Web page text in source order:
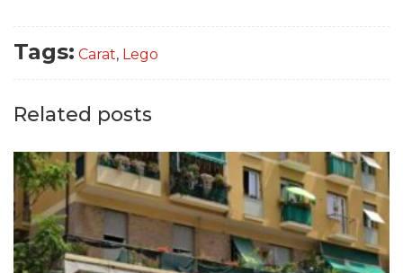
Tags: Carat, Lego
Related posts